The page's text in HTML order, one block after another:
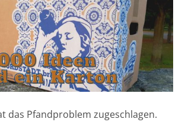
das Pfandproblem zugeschlagen.